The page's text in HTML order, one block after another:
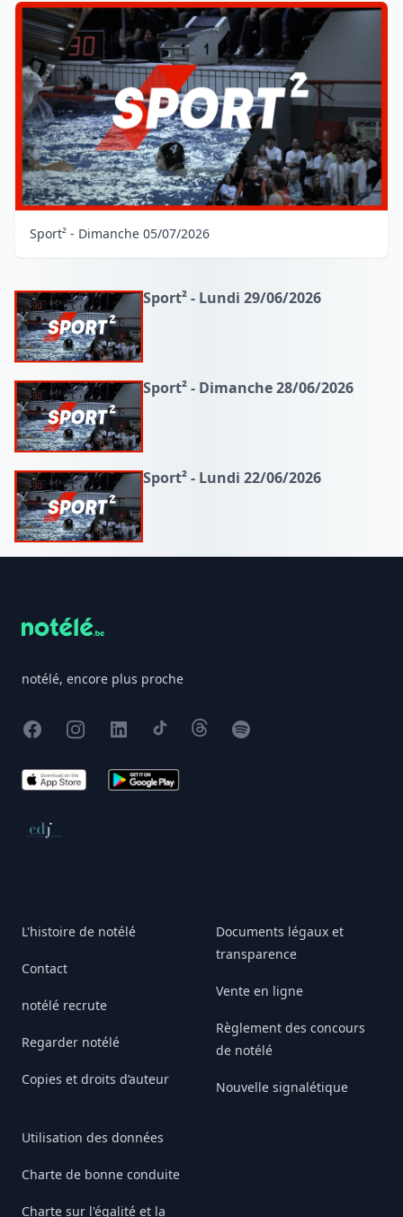
Sport² - Dimanche 05/07/2026
Sport² - Lundi 29/06/2026
Sport² - Dimanche 28/06/2026
Sport² - Lundi 22/06/2026
notélé, encore plus proche
FacebookInstagram
X TikTokThreadsSpotify
App Store Google Play
Conseil de déontologie journalistique
L'histoire de notélé
Contact
notélé recrute
Regarder notélé
Copies et droits d’auteur
Utilisation des données
Charte de bonne conduite
Charte sur l'égalité et la
Documents légaux et
transparence
Vente en ligne
Règlement des concours
de notélé
Nouvelle signalétique